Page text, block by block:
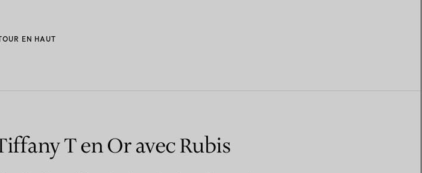
EN HAUT
T en Or avec Rubis